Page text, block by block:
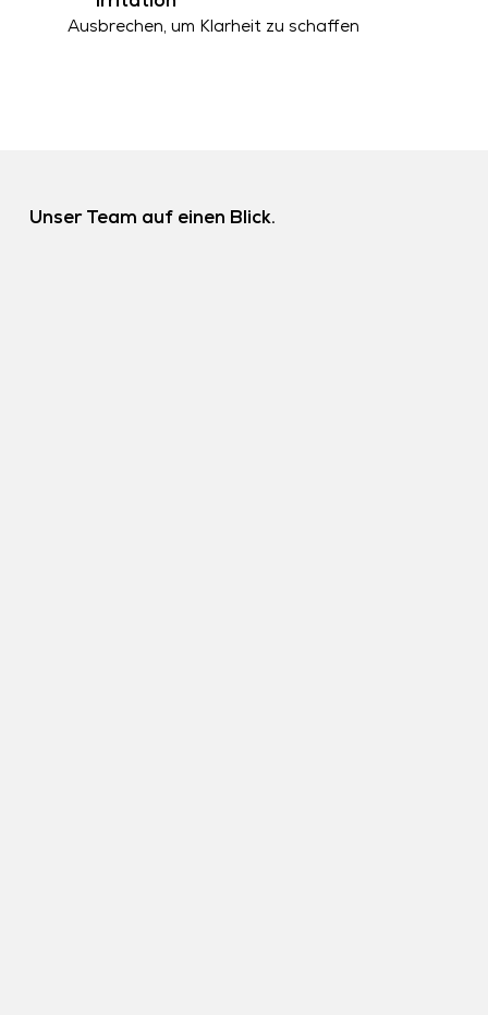
Ausbrechen, um Klarheit zu schaffen
Unser Team auf einen Blick.